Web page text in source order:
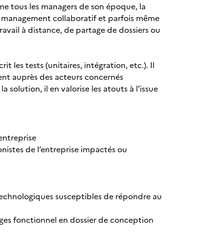
tous les managers de son époque, la
collaboratif et parfois même
à distance, de partage de dossiers ou
les tests (unitaires, intégration, etc.). Il
auprès des acteurs concernés
il en valorise les atouts à l’issue
de l’entreprise impactés ou
susceptibles de répondre au
fonctionnel en dossier de conception